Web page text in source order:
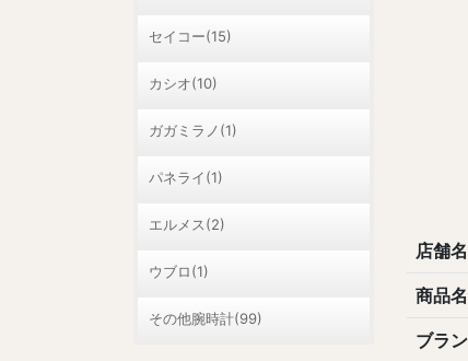
店舗名
商品名
ブラ
セイコー(15)
カシオ(10)
ガガミラノ(1)
パネライ(1)
エルメス(2)
ウブロ(1)
その他腕時計(99)